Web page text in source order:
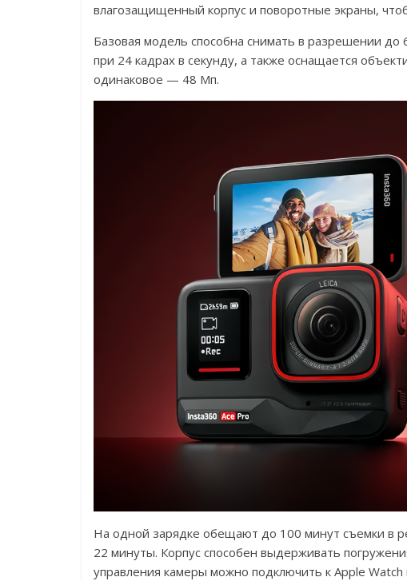
влагозащищенный корпус и поворотные экраны,
Базовая модель способна снимать в разрешении до
при 24 кадрах в секунду, а также оснащается
одинаковое — 48 Мп.
На одной зарядке обещают до 100 минут съемки в
22 минуты. Корпус способен выдерживать
управления камеры можно подключить к Apple Watch